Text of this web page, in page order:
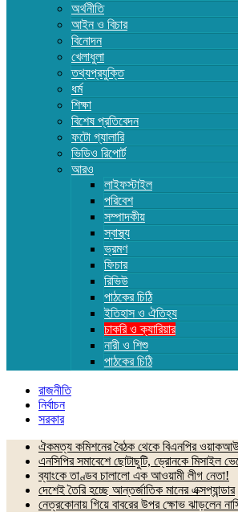
অর্থনীতি
আইন ও বিচার
বিনোদন
খেলাধুলা
তথ্যপ্রযুক্তি
ধর্ম
শিক্ষা
বিশেষ প্রতিবেদন
ফটো গ্যালারি
ভিডিও রিপোর্ট
আরও
লাইফস্টাইল
পরিবেশ
সম্পাদকীয়
স্বাস্থ্য
ভ্রমণ
ফিচার
রিভিউ
পাঠকের চিঠি
ইতিহাস ও ঐতিহ্য
চাকরি ও ক্যারিয়ার
নারী ও শিশু
পাঠকের চিঠি
রাজনীতি
নির্বাচন
সরকার
ঐকমত্য কমিশনের বৈঠক থেকে বিএনপির
এনসিপির সমাবেশে ছোটাছুটি, ড্রোনকে মিসাইল
ব্যাংকে তাণ্ডব চালালো এক আওয়ামী লীগ নেতা!
দেশেই তৈরি হচ্ছে আন্তর্জাতিক মানের এক্সপ্যান্ডার
নেত্রকোনায় গিয়ে বাবরের উপর ক্ষোভ ঝাড়লেন